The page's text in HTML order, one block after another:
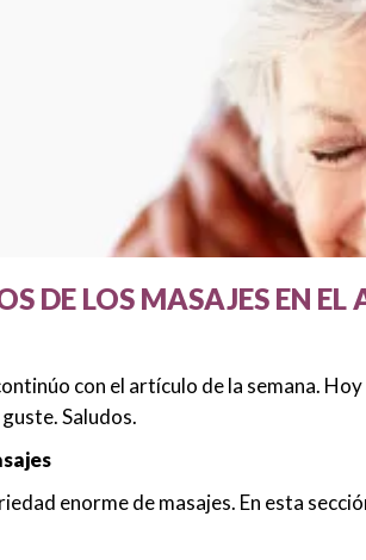
DE LOS MASAJES EN
con el artículo de la semana.
Saludos.
enorme de masajes. En esta